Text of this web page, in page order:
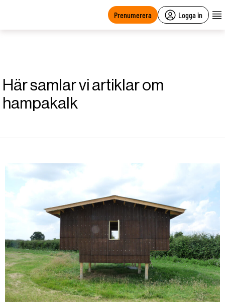
Prenumerera Logga in
Här samlar vi artiklar om
hampakalk